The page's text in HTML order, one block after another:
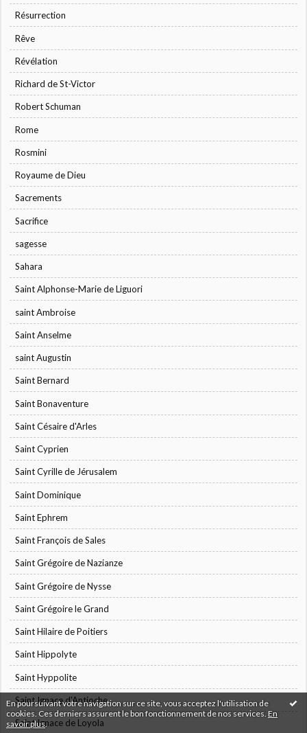
En poursuivant votre navigation sur ce site, vous acceptez l'utilisation de
cookies. Ces derniers assurent le bon fonctionnement de nos services. En
savoir plus.
Résurrection
Rêve
Révélation
Richard de St-Victor
Robert Schuman
Rome
Rosmini
Royaume de Dieu
Sacrements
Sacrifice
sagesse
Sahara
Saint Alphonse-Marie de Liguori
saint Ambroise
Saint Anselme
saint Augustin
Saint Bernard
Saint Bonaventure
Saint Césaire d'Arles
Saint Cyprien
Saint Cyrille de Jérusalem
Saint Dominique
Saint Ephrem
Saint François de Sales
Saint Grégoire de Nazianze
Saint Grégoire de Nysse
Saint Grégoire le Grand
Saint Hilaire de Poitiers
Saint Hippolyte
Saint Hyppolite
Saint Ignace d'Antioche
Saint Ignace de Loyola